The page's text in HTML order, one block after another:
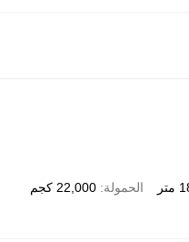
الحمولة 22,000 كجم